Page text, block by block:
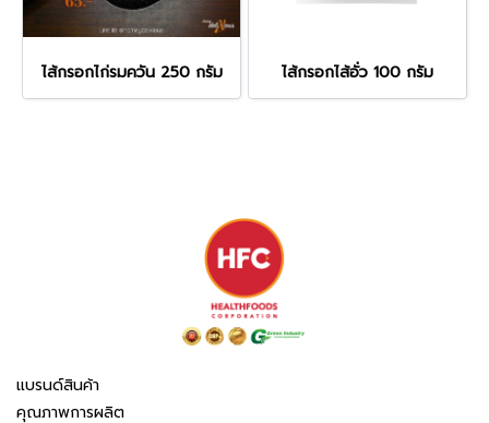
ไส้กรอกไก่รมควัน 250 กรัม ไส้กรอกไส้อั่ว 100 กรัม
แบรนด์สินค้า
คุณภาพการผลิต